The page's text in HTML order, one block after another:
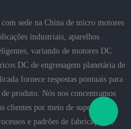
sede na China de micro motores
industriais, aparelhos
variando de motores DC
DC de engrenagem planetária de
fornece respostas pontuais para
de produto. Nós nos concentramos
clientes por meio de suporte de
e padrões de fabricação de